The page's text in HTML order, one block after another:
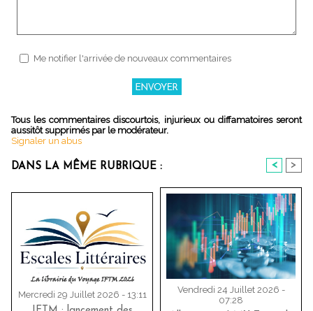
Me notifier l'arrivée de nouveaux commentaires
Tous les commentaires discourtois, injurieux ou diffamatoires seront
aussitôt supprimés par le modérateur.
Signaler un abus
DANS LA MÊME RUBRIQUE : < >
Mercredi 29 Juillet 2026 - 13:11
Vendredi 24 Juillet 2026 -
07:28